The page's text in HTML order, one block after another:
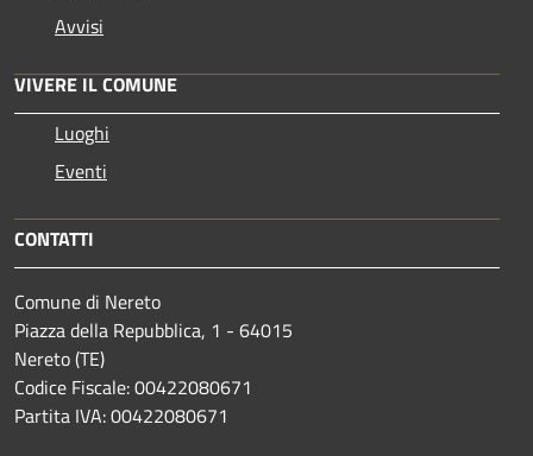
Avvisi
VIVERE IL COMUNE
Luoghi
Eventi
CONTATTI
Comune di Nereto
Piazza della Repubblica, 1 - 64015
Nereto (TE)
Codice Fiscale: 00422080671
Partita IVA: 00422080671